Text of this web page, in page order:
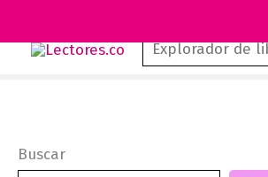
Buscar
Buscar